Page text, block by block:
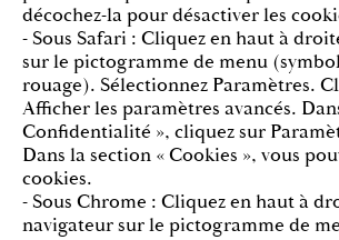
décochez-la pour désactiver les
- Sous Safari : Cliquez en haut à
sur le pictogramme de menu
rouage). Sélectionnez Paramètres.
Afficher les paramètres avancés.
Confidentialité », cliquez sur
Dans la section « Cookies », vous
cookies.
- Sous Chrome : Cliquez en haut à
navigateur sur le pictogramme de